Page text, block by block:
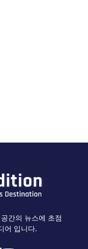
간의 뉴스에 초점
어 입니다.